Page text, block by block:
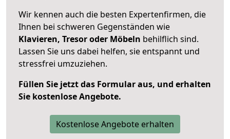
Wir kennen auch die besten Expertenfirmen, die
Ihnen bei schweren Gegenständen wie
Klavieren, Tresor oder Möbeln behilflich sind.
Lassen Sie uns dabei helfen, sie entspannt und
stressfrei umzuziehen.
Füllen Sie jetzt das Formular aus, und erhalten
Sie kostenlose Angebote.
Kostenlose Angebote erhalten